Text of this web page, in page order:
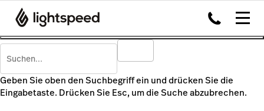
Geben Sie oben den Suchbegriff ein und drücken Sie die
Eingabetaste. Drücken Sie Esc, um die Suche abzubrechen.